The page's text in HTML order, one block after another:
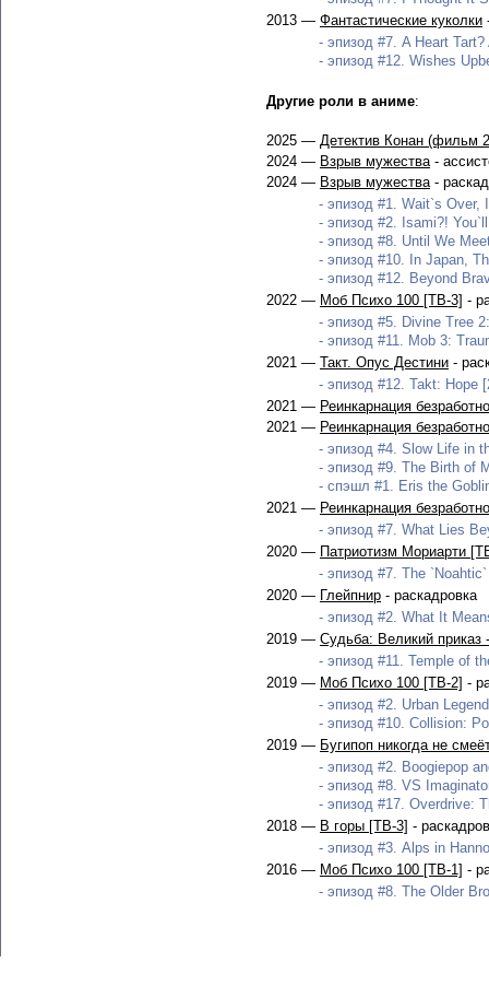
2013 — Фантастические куколки
- эпизод #7. A Heart
- эпизод #12. Wishes
Другие роли в аниме:
2025 — Детектив Конан (фильм
2024 — Взрыв мужества-
2024 — Взрыв мужества-
- эпизод #1. Wait`s Over,
- эпизод #2. Isami?!
- эпизод #8. Until We
- эпизод #10. In Japan,
- эпизод #12. Beyond
2022 — Моб Психо 100 [ТВ-3] -
- эпизод #5. Divine Tree
- эпизод #11. Mob 3:
2021 — Такт. Опус Дестини -
- эпизод #12. Takt: Hope
2021 — Реинкарнация
2021 — Реинкарнация
- эпизод #4. Slow Life in
- эпизод #9. The Birth of
- спэшл #1. Eris the
2021 — Реинкарнация
- эпизод #7. What Lies
2020 — Патриотизм Мориарти
- эпизод #7. The
2020 — Глейпнир - раскадровка
- эпизод #2. What It
2019 — Судьба: Великий приказ
- эпизод #11. Temple of
2019 — Моб Психо 100 [ТВ-2] -
- эпизод #2. Urban
- эпизод #10. Collision:
2019 — Бугипоп никогда не
- эпизод #2. Boogiepop
- эпизод #8. VS
- эпизод #17. Overdrive:
2018 — В горы [ТВ-3] -
- эпизод #3. Alps in
2016 — Моб Психо 100 [ТВ-1] -
- эпизод #8. The Older